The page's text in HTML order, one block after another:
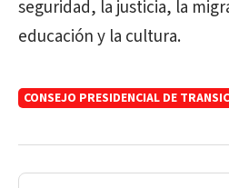
seguridad, la justicia, la
educación y la cultura.
CONSEJO PRESIDENCIAL DE